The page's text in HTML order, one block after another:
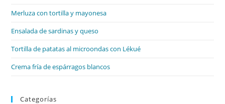
Merluza con tortilla y mayonesa
Ensalada de sardinas y queso
Tortilla de patatas al microondas con Lékué
Crema fría de espárragos blancos
Categorías